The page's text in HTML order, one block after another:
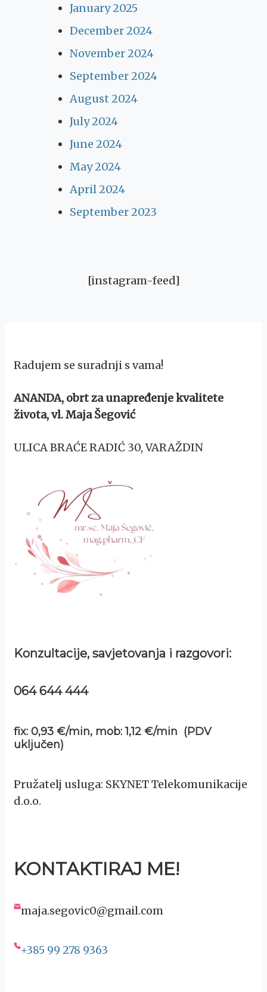
January 2025
December 2024
November 2024
September 2024
August 2024
July 2024
June 2024
May 2024
April 2024
September 2023
[instagram-feed]
Radujem se suradnji s vama!
ANANDA, obrt za unapređenje kvalitete
života, vl. Maja Šegović
ULICA BRAĆE RADIĆ 30, VARAŽDIN
Konzultacije, savjetovanja i razgovori:
064 644 444
fix: 0,93 €/min, mob: 1,12 €/min (PDV
uključen)
Pružatelj usluga: SKYNET Telekomunikacije
d.o.o.
KONTAKTIRAJ ME!
maja.segovic0@gmail.com
+385 99 278 9363